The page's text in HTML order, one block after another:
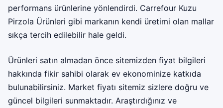
performans ürünlerine yönlendirdi. Carrefour Kuzu
Pirzola Ürünleri gibi markanın kendi üretimi olan mallar
sıkça tercih edilebilir hale geldi.
Ürünleri satın almadan önce sitemizden fiyat bilgileri
hakkında fikir sahibi olarak ev ekonominize katkıda
bulunabilirsiniz. Market fiyatı sitemiz sizlere doğru ve
güncel bilgileri sunmaktadır. Araştırdığınız ve